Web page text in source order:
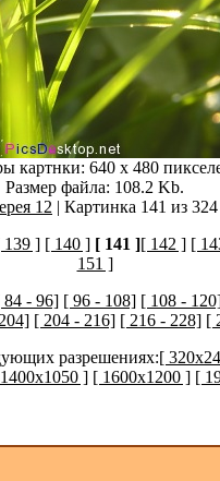
картнки: 640 x 480
Размер файла: 108.2 Kb.
12 | Картинка 141 из 324
139 ] [ 140 ] [ 141 ][ 142 ] [
151 ]
84 - 96] [ 96 - 108] [ 108 -
[ 204 - 216] [ 216 - 228] [
разрешениях:[
] [ 1600x1200 ] [